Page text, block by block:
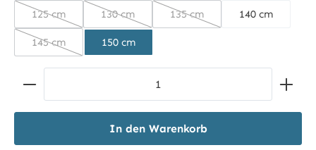
125 cm
(Diese Option ist zurzeit nicht verfügbar.)
130 cm
(Diese Option ist zurzeit nicht verfügbar.)
135 cm
(Diese Option ist zurzeit
140 cm
145 cm
(Diese Option ist zurzeit nicht verfügbar.)
150 cm
Produkt Anzahl: Gib den gewünschten Wert ein
In den Warenkorb